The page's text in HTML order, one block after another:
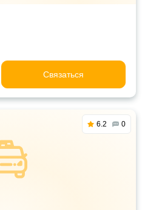
Связаться
6.2 0